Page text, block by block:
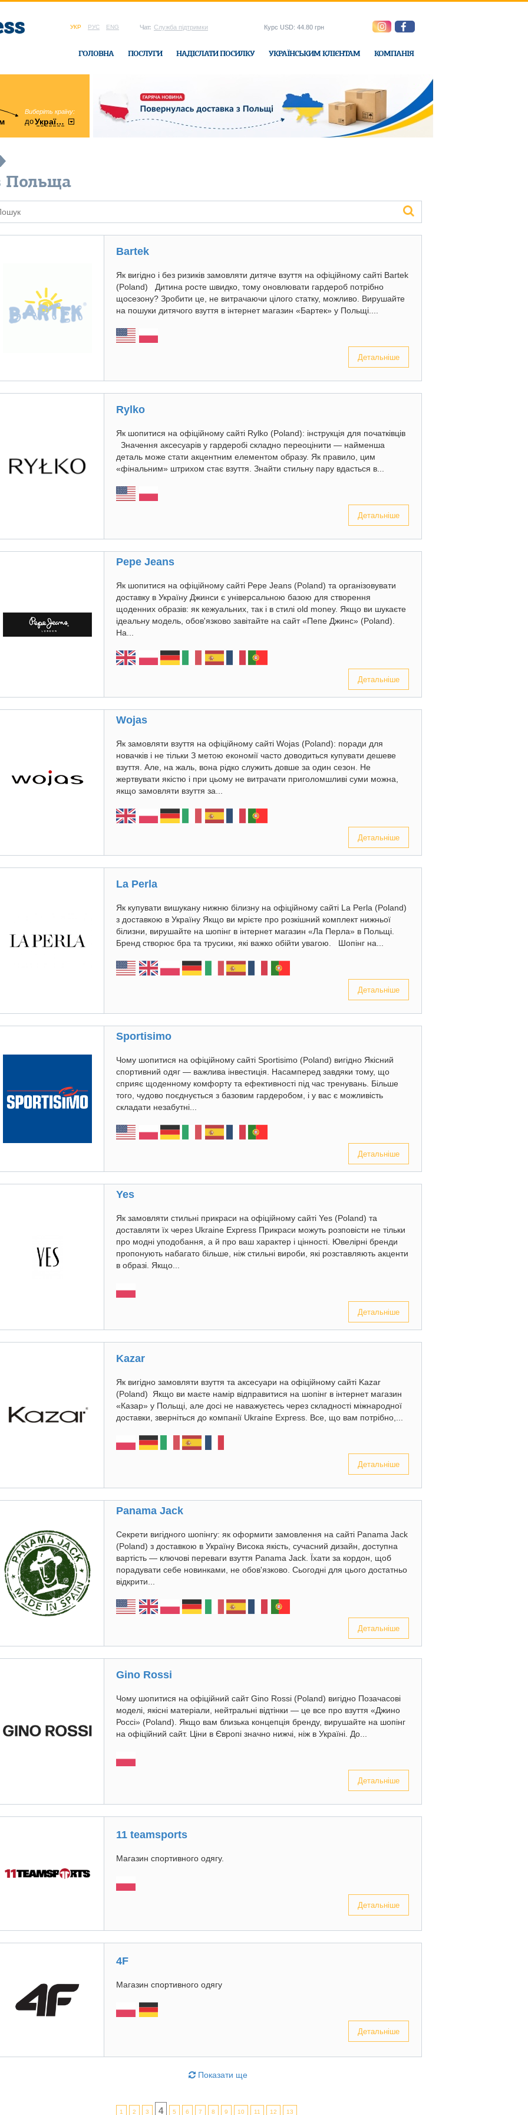
УКР РУС ENG Чат: Служба підтримки
ГОЛОВНА ПОСЛУГИ НАДІСЛАТИ ПОСИЛКУ УКРАЇНСЬКИМ КЛІЄНТАМ КОМПАНІЯ
Курс USD: 44.80 грн
Виберіть країну:
доУкраїни
область:
Вінницька в офісі Ukraine-Express
Польща
Bartek
Як вигідно і без ризиків замовляти дитяче взуття на офіційному сайті Bartek
(Poland) Дитина росте швидко, тому оновлювати гардероб потрібно
щосезону? Зробити це, не витрачаючи цілого статку, можливо. Вирушайте
на пошуки дитячого взуття в інтернет магазин «Бартек» у Польщі....
Детальніше
Rylko
Як шопитися на офіційному сайті Rylko (Poland): інструкція для початківців
Значення аксесуарів у гардеробі складно переоцінити — найменша
деталь може стати акцентним елементом образу. Як правило, цим
«фінальним» штрихом стає взуття. Знайти стильну пару вдасться в...
Детальніше
Pepe Jeans
Як шопитися на офіційному сайті Pepe Jeans (Poland) та організовувати
доставку в Україну Джинси є універсальною базою для створення
щоденних образів: як кежуальних, так і в стилі old money. Якщо ви шукаєте
ідеальну модель, обов'язково завітайте на сайт «Пепе Джинс» (Poland).
На...
Детальніше
Wojas
Як замовляти взуття на офіційному сайті Wojas (Poland): поради для
новачків і не тільки З метою економії часто доводиться купувати дешеве
взуття. Але, на жаль, вона рідко служить довше за один сезон. Не
жертвувати якістю і при цьому не витрачати приголомшливі суми можна,
якщо замовляти взуття за...
Детальніше
La Perla
Як купувати вишукану нижню білизну на офіційному сайті La Perla (Poland)
з доставкою в Україну Якщо ви мрієте про розкішний комплект нижньої
білизни, вирушайте на шопінг в інтернет магазин «Ла Перла» в Польщі.
Бренд створює бра та трусики, які важко обійти увагою. Шопінг на...
Детальніше
Sportisimo
Чому шопитися на офіційному сайті Sportisimo (Poland) вигідно Якісний
спортивний одяг — важлива інвестиція. Насамперед завдяки тому, що
сприяє щоденному комфорту та ефективності під час тренувань. Більше
того, чудово поєднується з базовим гардеробом, і у вас є можливість
складати незабутні...
Детальніше
Yes
Як замовляти стильні прикраси на офіційному сайті Yes (Poland) та
доставляти їх через Ukraine Express Прикраси можуть розповісти не тільки
про модні уподобання, а й про ваш характер і цінності. Ювелірні бренди
пропонують набагато більше, ніж стильні вироби, які розставляють акценти
в образі. Якщо...
Детальніше
Kazar
Як вигідно замовляти взуття та аксесуари на офіційному сайті Kazar
(Poland) Якщо ви маєте намір відправитися на шопінг в інтернет магазин
«Казар» у Польщі, але досі не наважуєтесь через складності міжнародної
доставки, зверніться до компанії Ukraine Express. Все, що вам потрібно,...
Детальніше
Panama Jack
Секрети вигідного шопінгу: як оформити замовлення на сайті Panama Jack
(Poland) з доставкою в Україну Висока якість, сучасний дизайн, доступна
вартість — ключові переваги взуття Panama Jack. Їхати за кордон, щоб
порадувати себе новинками, не обов'язково. Сьогодні для цього достатньо
відкрити...
Детальніше
Gino Rossі
Чому шопитися на офіційний сайт Gino Rossi (Poland) вигідно Позачасові
моделі, якісні матеріали, нейтральні відтінки — це все про взуття «Джино
Россі» (Poland). Якщо вам близька концепція бренду, вирушайте на шопінг
на офіційний сайт. Ціни в Європі значно нижчі, ніж в Україні. До...
Детальніше
11 teamsports
Магазин спортивного одягу.
Детальніше
4F
Магазин спортивного одягу
Детальніше
Показати ще
1 2 3 4 5 6 7 8 9 10 11 12 13